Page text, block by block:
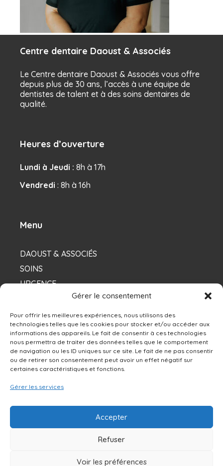
Gérer le consentement
Pour offrir les meilleures expériences, nous utilisons des
technologies telles que les cookies pour stocker et/ou accéder aux
informations des appareils. Le fait de consentir à ces technologies
nous permettra de traiter des données telles que le comportement
de navigation ou les ID uniques sur ce site. Le fait de ne pas consentir
ou de retirer son consentement peut avoir un effet négatif sur
certaines caractéristiques et fonctions.
Gérer les services
Accepter
Refuser
Voir les préférences
Centre dentaire Daoust & Associés
Le Centre dentaire Daoust & Associés vous offre
depuis plus de 30 ans, l’accès à une équipe de
dentistes de talent et à des soins dentaires de
qualité.
Heures d’ouverture
Lundi à Jeudi : 8h à 17h
Vendredi : 8h à 16h
Menu
DAOUST & ASSOCIÉS
SOINS
URGENCE
NOS DENTISTES
Contacts
13250 rue Sherbrooke Est, Montréal, QC H1A